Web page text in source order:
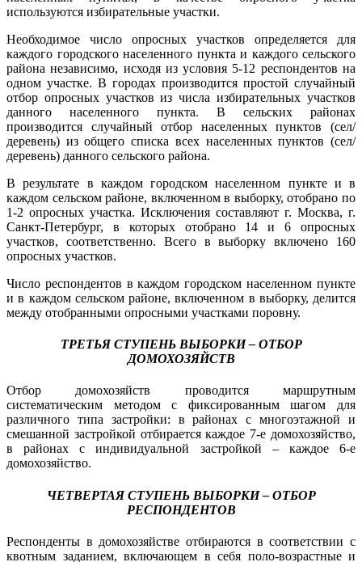
используются избирательные участки.
Необходимое число опросных участков определяется для
каждого городского населенного пункта и каждого сельского
района независимо, исходя из условия 5-12 респондентов на
одном участке. В городах производится простой случайный
отбор опросных участков из числа избирательных участков
данного населенного пункта. В сельских районах
производится случайный отбор населенных пунктов (сел/
деревень) из общего списка всех населенных пунктов (сел/
деревень) данного сельского района.
В результате в каждом городском населенном пункте и в
каждом сельском районе, включенном в выборку, отобрано по
1-2 опросных участка. Исключения составляют г. Москва, г.
Санкт-Петербург, в которых отобрано 14 и 6 опросных
участков, соответственно. Всего в выборку включено 160
опросных участков.
Число респондентов в каждом городском населенном пункте
и в каждом сельском районе, включенном в выборку, делится
между отобранными опросными участками поровну.
ТРЕТЬЯ СТУПЕНЬ ВЫБОРКИ – ОТБОР
ДОМОХОЗЯЙСТВ
Отбор домохозяйств проводится маршрутным
систематическим методом с фиксированным шагом для
различного типа застройки: в районах с многоэтажной и
смешанной застройкой отбирается каждое 7-е домохозяйство,
в районах с индивидуальной застройкой – каждое 6-е
домохозяйство.
ЧЕТВЕРТАЯ СТУПЕНЬ ВЫБОРКИ – ОТБОР
РЕСПОНДЕНТОВ
Респонденты в домохозяйстве отбираются в соответствии с
квотным заданием, включающем в себя поло-возрастные и